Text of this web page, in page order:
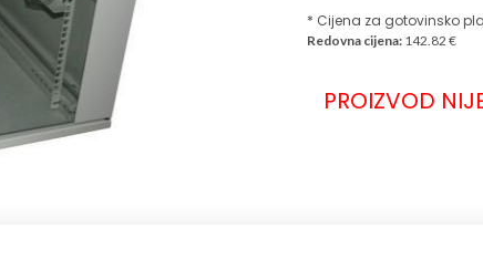
* Cijena za gotovinsko
Redovna cijena: 142.82 €
PROIZVOD